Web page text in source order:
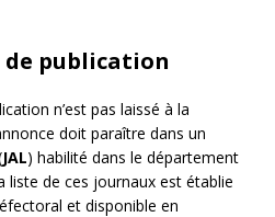
de publication
n’est pas laissé à la
doit paraître dans un
JAL) habilité dans le département
liste de ces journaux est établie
et disponible en